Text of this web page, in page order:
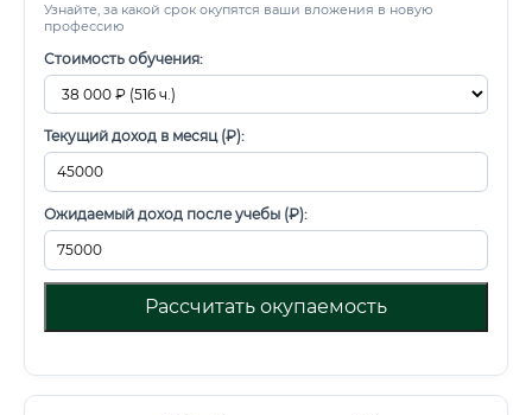
Узнайте, за какой срок окупятся ваши вложения в новую
профессию
Стоимость обучения:
Текущий доход в месяц (₽):
Ожидаемый доход после учебы (₽):
Рассчитать окупаемость